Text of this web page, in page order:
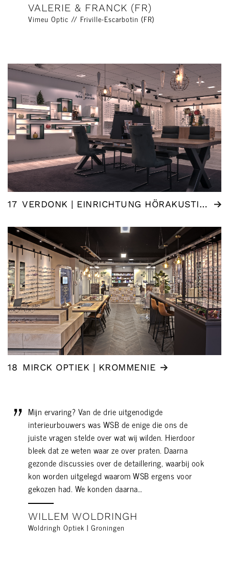
VALERIE & FRANCK (FR)
Vimeu Optic // Friville-Escarbotin (FR)
17 VERDONK | EINRICHTUNG HÖRAKUSTIK + OPTIK
18 MIRCK OPTIEK | KROMMENIE
Mijn ervaring? Van de drie uitgenodigde
interieurbouwers was WSB de enige die ons de
juiste vragen stelde over wat wij wilden. Hierdoor
bleek dat ze weten waar ze over praten. Daarna
gezonde discussies over de detaillering, waarbij ook
kon worden uitgelegd waarom WSB ergens voor
gekozen had. We konden daarna…
WILLEM WOLDRINGH
Woldringh Optiek | Groningen